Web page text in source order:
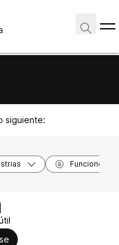
siguiente:
Funciones